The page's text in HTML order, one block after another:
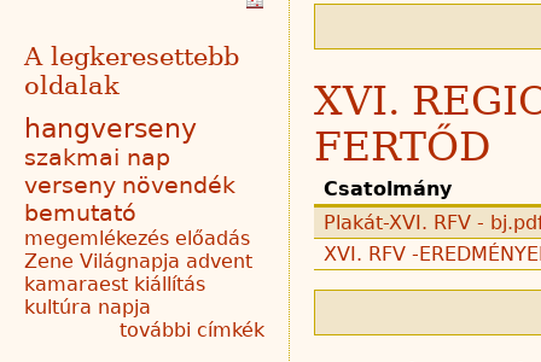
XVI.
FERTŐD
Csatolmány
Plakát-XVI. RFV -
XVI. RFV -
A legkeresettebb
oldalak
hangverseny
szakmai nap
verseny növendék
bemutató
megemlékezés előadás
Zene Világnapja advent
kamaraest kiállítás
kultúra napja
további címkék